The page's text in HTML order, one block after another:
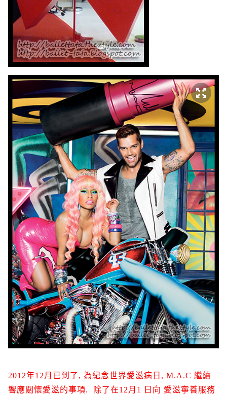
2012年12月已到了, 為紀念世界愛滋病日, M.A.C 繼續
響應關懷愛滋的事項. 除了在12月1 日向 愛滋寧養服務